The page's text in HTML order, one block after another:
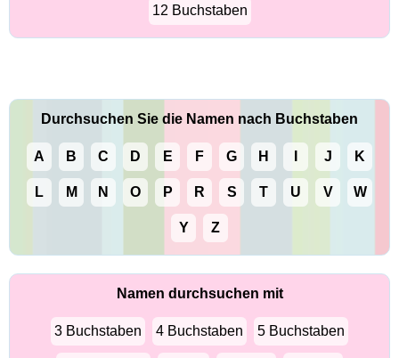
12 Buchstaben
Durchsuchen Sie die Namen nach Buchstaben
A B C D E F G H J K
L M N O P R S T U V W
Y Z
Namen durchsuchen mit
3 Buchstaben 4 Buchstaben 5 Buchstaben